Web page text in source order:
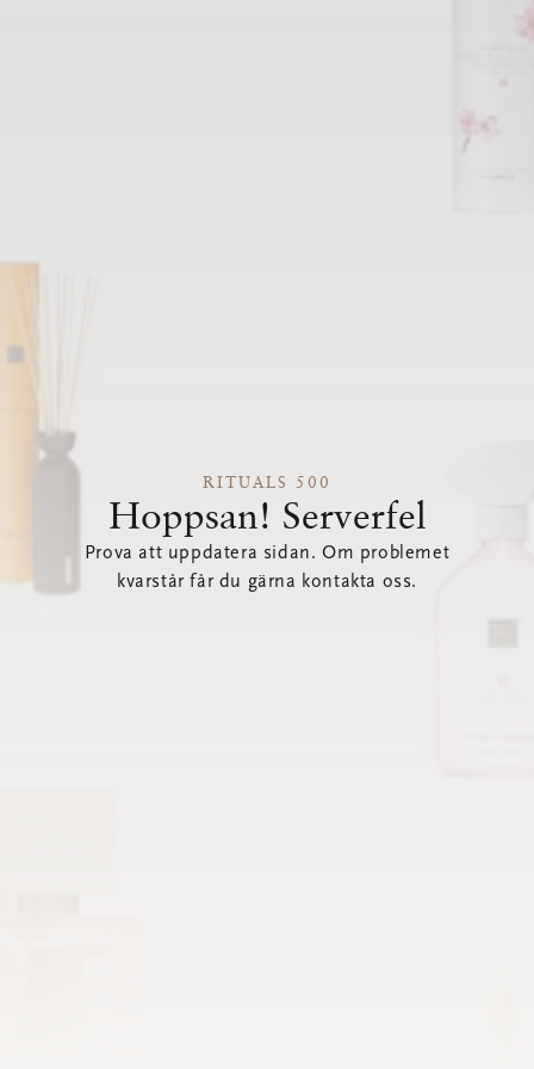
RITUALS 500
Hoppsan! Serverfel
Prova att uppdatera sidan. Om problemet
kvarstår får du gärna kontakta oss.